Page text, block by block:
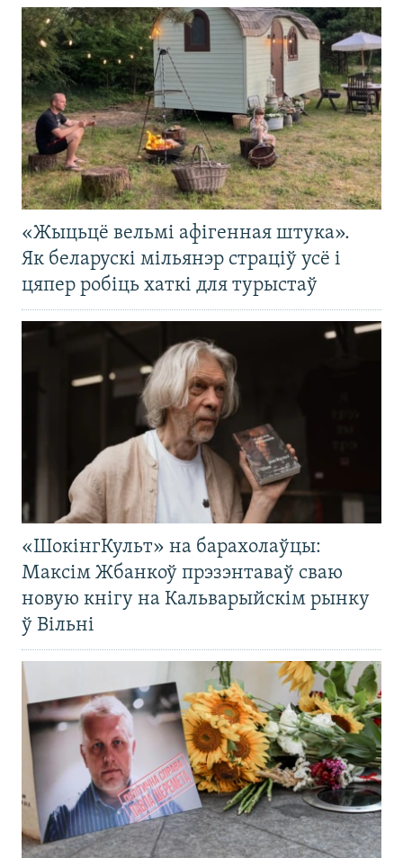
«Жыцьцё вельмі афігенная штука».
Як беларускі мільянэр страціў усё і
цяпер робіць хаткі для турыстаў
«ШокінгКульт» на барахолаўцы:
Максім Жбанкоў прэзэнтаваў сваю
новую кнігу на Кальварыйскім рынку
ў Вільні